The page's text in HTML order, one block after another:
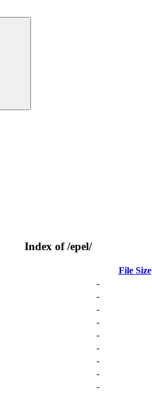
Index of/epel/
File Size
-
-
-
-
-
-
-
-
-